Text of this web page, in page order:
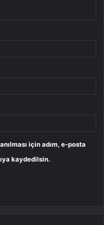
için adım, e-posta
kaydedilsin.